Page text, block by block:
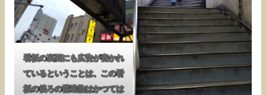
看板の裏面にも広告が書かれ
ているということは、この看
板の後ろの構造物はかつては